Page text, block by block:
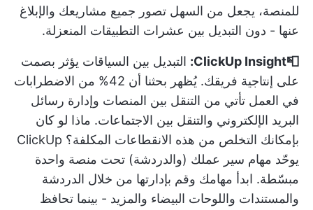
للمنصة، يجعل من السهل تصور جميع مشاريعك والإبلاغ
عنها - دون التبديل بين عشرات التطبيقات المنعزلة.
📮ClickUp Insight:
التبديل بين السياقات يؤثر بصمت
على إنتاجية فريقك. يُظهر بحثنا أن
42% من الاضطرابات
في العمل تأتي من التنقل بين المنصات وإدارة رسائل
البريد الإلكتروني والتنقل بين الاجتماعات. ماذا لو كان
بإمكانك التخلص من هذه الانقطاعات المكلفة؟ ClickUp
يوحّد مهام سير عملك (والدردشة) تحت منصة واحدة
مبسّطة. ابدأ مهامك وقم بإدارتها من خلال الدردشة
والمستندات واللوحات البيضاء والمزيد - بينما تحافظ